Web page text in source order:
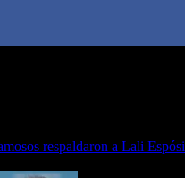
respaldaron a Lali